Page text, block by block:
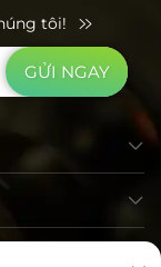
tôi!
GỬI NGAY